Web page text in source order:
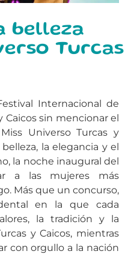
belleza
Turcas
Internacional de
Caicos sin mencionar el
Universo Turcas y
la elegancia y el
la noche inaugural del
a las mujeres más
Más que un concurso,
en la que cada
la tradición y la
y Caicos, mientras
con orgullo a la nación